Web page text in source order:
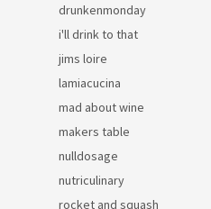
drunkenmonday
i'll drink to that
jims loire
lamiacucina
mad about wine
makers table
nulldosage
nutriculinary
rocket and squash